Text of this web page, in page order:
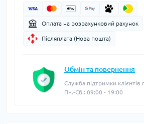
Оплата на розрахунковий рахунок
Післяплата (Нова пошта)
Обмін та повернення
Служба підтримки клієнтів
Пн.-Сб.: 09:00 - 19:00